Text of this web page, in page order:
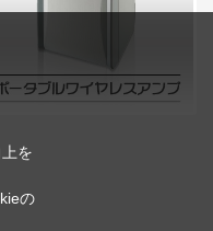
を
の